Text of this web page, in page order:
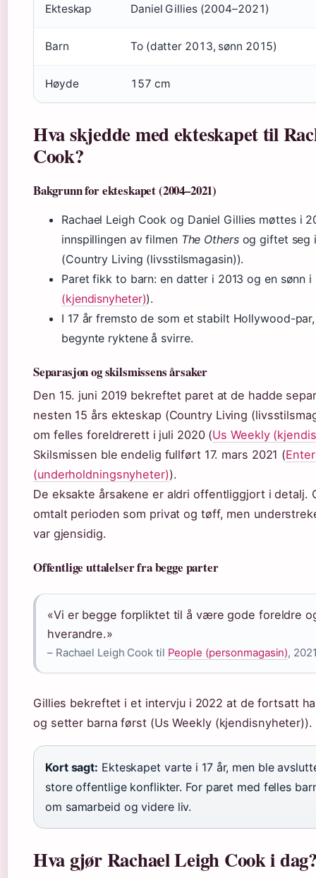
Ekteskap Daniel Gillies (2004–2021)
Barn To (datter 2013, sønn 2015)
Høyde 157 cm
Hva skjedde med ekteskapet til
Cook?
Bakgrunn for ekteskapet (2004–2021)
Rachael Leigh Cook og Daniel Gillies møttes i
innspillingen av filmen The Othersog giftet seg
(Country Living (livsstilsmagasin)).
Paret fikk to barn: en datter i 2013 og en sønn i
(kjendisnyheter)).
I 17 år fremsto de som et stabilt Hollywood-
begynte ryktene å svirre.
Separasjon og skilsmissens årsaker
Den 15. juni 2019 bekreftet paret at de hadde
nesten 15 års ekteskap (Country Living
om felles foreldrerett i juli 2020 (Us Weekly
Skilsmissen ble endelig fullført 17. mars 2021 (
(underholdningsnyheter)).
De eksakte årsakene er aldri offentliggjort i detalj.
omtalt perioden som privat og tøff, men
var gjensidig.
Offentlige uttalelser fra begge parter
«Vi er begge forpliktet til å være gode foreldre
hverandre.»
– Rachael Leigh Cook til People (personmagasin),
Gillies bekreftet i et intervju i 2022 at de fortsatt
og setter barna først (Us Weekly (kjendisnyheter)).
Kort sagt: Ekteskapet varte i 17 år, men ble
store offentlige konflikter. For paret med felles
om samarbeid og videre liv.
Hva gjør Rachael Leigh Cook i